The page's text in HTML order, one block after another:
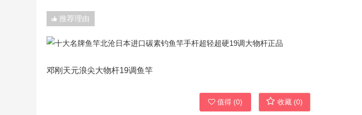
推荐理由
邓刚天元浪尖大物杆19调鱼竿
值得 (0) 收藏 (0)